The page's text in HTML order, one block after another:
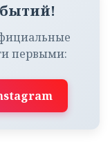
первыми: